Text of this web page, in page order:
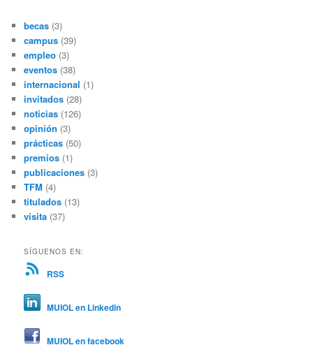
becas (3)
campus (39)
empleo (3)
eventos (38)
internacional (1)
invitados (28)
noticias (126)
opinión (3)
prácticas (50)
premios (1)
publicaciones (3)
TFM (4)
titulados (13)
visita (37)
SÍGUENOS EN:
RSS
MUIOL en Linkedin
MUIOL en facebook